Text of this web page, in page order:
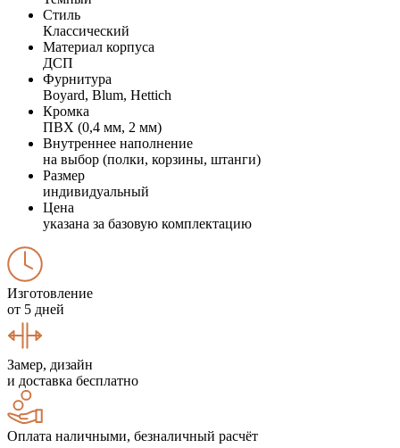
Стиль
Классический
Материал корпуса
ДСП
Фурнитура
Boyard, Blum, Hettich
Кромка
ПВХ (0,4 мм, 2 мм)
Внутреннее наполнение
на выбор (полки, корзины, штанги)
Размер
индивидуальный
Цена
указана за базовую комплектацию
Изготовление
от 5 дней
Замер, дизайн
и доставка бесплатно
Оплата наличными, безналичный расчёт